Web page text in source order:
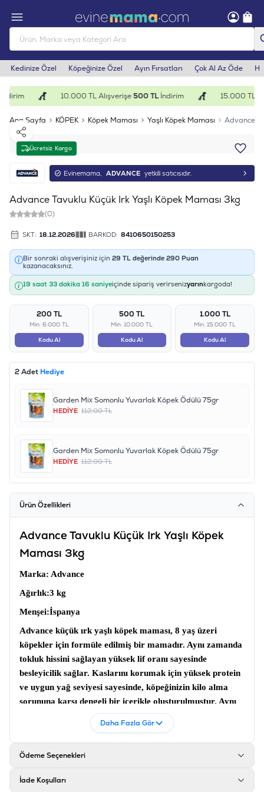
Kedinize Özel Köpeğinize Özel Ayın Fırsatları Çok Al Az Öde
10.000 TL Alışverişe500 TLİndirim 15.000 TL
Ana Sayfa KÖPEK Köpek Maması Yaşlı Köpek Maması Advance
Ücretsiz Kargo
Paylaş
Evinemama, ADVANCE yetkili satıcısıdır.
Advance Tavuklu Küçük Irk Yaşlı Köpek Maması 3kg
(0)
SKT: 18.12.2026 BARKOD: 8410650150253
Bir sonraki alışverişiniz için 29 TL değerinde 290 Puan
kazanacaksınız.
19 saat 33 dakika 15 saniyeiçinde sipariş verirsenizyarınkargoda!
200 TL
Min: 6.000 TL
Kodu Al
500 TL
Min: 10.000 TL
Kodu Al
1.000 TL
Min: 15.000 TL
Kodu Al
2 Adet Hediye
Garden Mix Somonlu Yuvarlak Köpek Ödülü 75gr
HEDİYE 112.00 TL
Garden Mix Somonlu Yuvarlak Köpek Ödülü 75gr
HEDİYE 112.00 TL
Ürün Özellikleri
Advance Tavuklu Küçük Irk Yaşlı Köpek
Maması 3kg
Marka: Advance
Ağırlık:3 kg
Menşei:İspanya
Advance küçük ırk yaşlı köpek maması, 8 yaş üzeri
köpekler için formüle edilmiş bir mamadır. Aynı zamanda
tokluk hissini sağlayan yüksek lif oranı sayesinde
besleyicilik sağlar. Kaslarını korumak için yüksek protein
ve uygun yağ seviyesi sayesinde, köpeğinizin kilo alma
sorununa karşı dengeli bir içerikle oluşturulmuştur. Aynı
zamanda bu mamanın içeriğinde bulunan kondroitin sülfat
ve glukozamin artiküler kıkırdağın güçlü kalmasına ve
yaşın ilerlemesiyle ilgili oluşabilecek eklem sorunlarının
önüne geçmesine yardımcı olmaktadır.
böbrek yetmezliği riskini azaltmaya ve idrarda taş
Daha Fazla Gör
Ödeme Seçenekleri
İade Koşulları